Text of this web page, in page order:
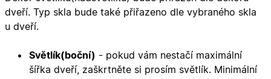
dveří. Typ skla bude také přiřazeno dle vybraného skla
u dveří.
Světlík(boční) - pokud vám nestačí maximální
šířka dveří, zaškrtněte si prosím světlík. Minimální
specifické
verze
zážitek.
__cf_bm
Cloudflare Inc.
.heureka.cz
29
minut
Tento
cookie se